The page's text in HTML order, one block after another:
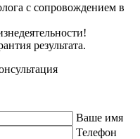
с сопровождением в
результата.
Ваше имя
Телефон